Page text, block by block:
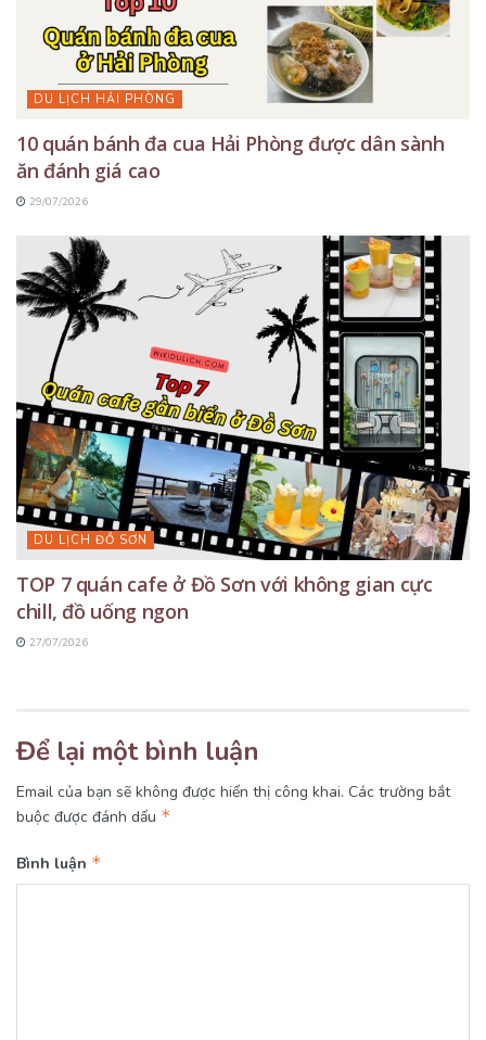
DU LỊCH HẢI PHÒNG
10 quán bánh đa cua Hải Phòng được dân sành
ăn đánh giá cao
29/07/2026
DU LỊCH ĐỒ SƠN
TOP 7 quán cafe ở Đồ Sơn với không gian cực
chill, đồ uống ngon
27/07/2026
Để lại một bình luận
Email của bạn sẽ không được hiển thị công khai. Các trường bắt
buộc được đánh dấu *
Bình luận *